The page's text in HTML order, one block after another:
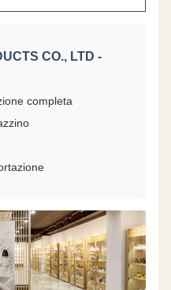
CO., LTD -
completa